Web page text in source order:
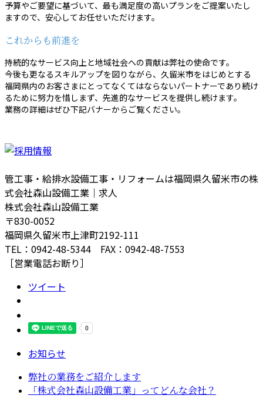
予算やご要望に基づいて、最も満足度の高いプランをご提案いたし
ますので、安心してお任せいただけます。
これからも前進を
持続的なサービス向上と地域社会への貢献は弊社の使命です。
今後も更なるスキルアップを図りながら、久留米市をはじめとする
福岡県内のお客さまにとってなくてはならないパートナーであり続け
るために努力を惜しまず、先進的なサービスを提供し続けます。
業務の詳細はぜひ下記バナーからご覧ください。
管工事・給排水設備工事・リフォームは福岡県久留米市の株
式会社森山設備工業｜求人
株式会社森山設備工業
〒830-0052
福岡県久留米市上津町2192-111
TEL：0942-48-5344 FAX：0942-48-7553
［営業電話お断り］
ツイート
お知らせ
弊社の業務をご紹介します
「株式会社森山設備工業」ってどんな会社？